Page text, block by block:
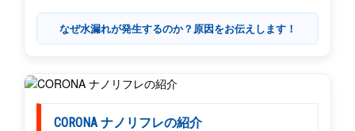
なぜ水漏れが発生するのか？原因をお伝えします！
CORONA ナノリフレの紹介